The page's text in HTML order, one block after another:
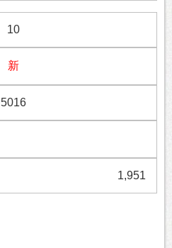
10
新
5016
1,951